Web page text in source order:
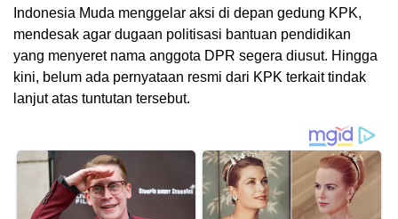
Indonesia Muda menggelar aksi di depan gedung KPK,
mendesak agar dugaan politisasi bantuan pendidikan
yang menyeret nama anggota DPR segera diusut. Hingga
kini, belum ada pernyataan resmi dari KPK terkait tindak
lanjut atas tuntutan tersebut.